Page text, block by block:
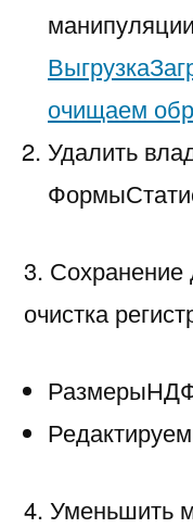
очищаем
Удалить
3.
очистка
4. Уменьшить